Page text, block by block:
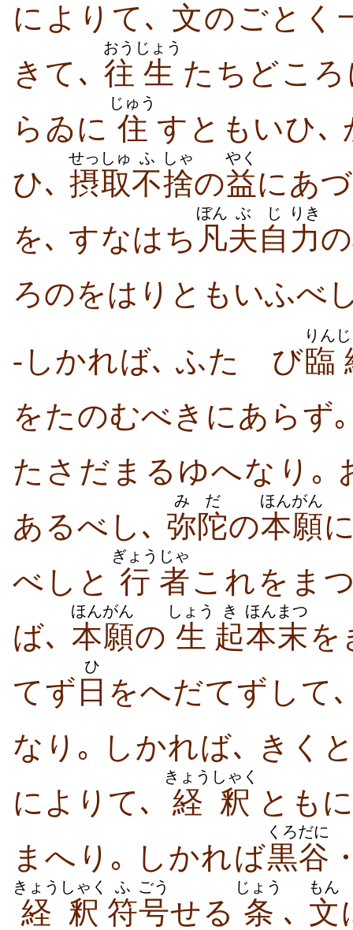
によりて､ 文のごとく
きて､ 往
おう
生
じょう
たちどこ
らゐに 住
じゅう
すともいひ､
ひ､ 摂取
せっしゅ
不
ふ
捨
しゃ
の益
やく
にあ
を､ すなはち 凡
ぼん
夫
ぶ
自
じ
力
りき
の
ろのをはりともいふべ
-しかれば､ ふたゝび臨
りん
をたのむべきにあらず
たさだまるゆへなり｡
あるべし､ 弥陀
みだ
の本願
ほんがん
べしと 行
ぎょう
者
じゃ
これをま
ば､ 本願
ほんがん
の 生
しょう
起
き
本末
ほんまつ
を
てず 日
ひ
をへだてずして
なり｡ しかれば､ きく
によりて､
経釈
きょうしゃく
とも
まへり｡ しかれば黒谷
くろだに
経釈
きょうしゃく
符
ふ
号
ごう
せる 条
じょう
､ 文
もん